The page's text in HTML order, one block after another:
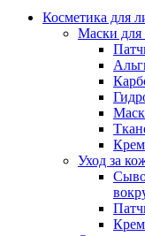
Косметика для
Маски для
Уход за